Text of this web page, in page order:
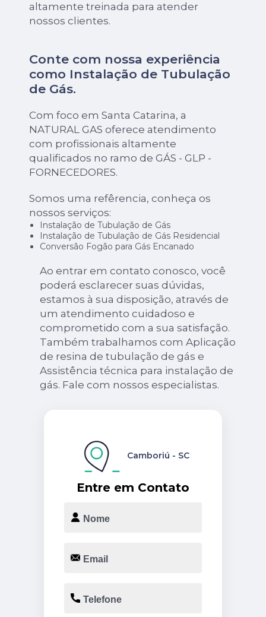
altamente treinada para atender
nossos clientes.
Conte com nossa experiência
como Instalação de Tubulação
de Gás.
Com foco em Santa Catarina, a
NATURAL GAS oferece atendimento
com profissionais altamente
qualificados no ramo de GÁS - GLP -
FORNECEDORES.
Somos uma refêrencia, conheça os
nossos serviços:
Instalação de Tubulação de Gás
Instalação de Tubulação de Gás Residencial
Conversão Fogão para Gás Encanado
Ao entrar em contato conosco, você
poderá esclarecer suas dúvidas,
estamos à sua disposição, através de
um atendimento cuidadoso e
comprometido com a sua satisfação.
Também trabalhamos com Aplicação
de resina de tubulação de gás e
Assistência técnica para instalação de
gás. Fale com nossos especialistas.
Entre em Contato
Camboriú - SC